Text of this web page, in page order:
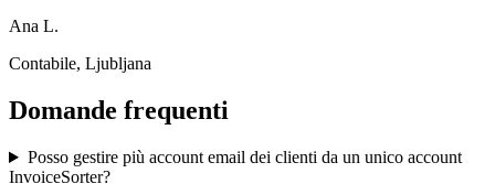
Ana L.
Contabile, Ljubljana
Domande frequenti
Posso gestire più account email dei clienti da un unico account
InvoiceSorter?